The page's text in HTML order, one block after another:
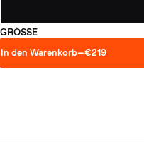
GRÖSSE
In den Warenkorb—€219